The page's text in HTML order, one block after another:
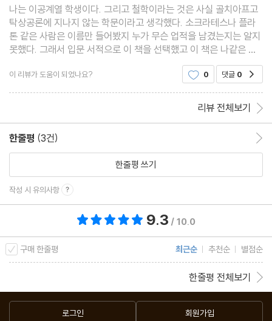
5th Brunch Time _ 유토피아의 꿈
소크라테스의 탈을 쓴 플라톤? / 우리 공화국에서는 / 소크라테스 v
s. 케팔로스 ? 늙는다는 것 / 소크라테스 vs. 폴레마르코스 ? 정의
란 무엇인가 / 소크라테스 vs. 트라시마코스 ? 강자의 정의 / 정의로
운 국가란 무엇인가 / 철인왕의 비전 / 철학자들의 쿠데타? / 다시
6th Brunch Time _ 아리스토텔레스의 도서관
시공을 초월한 세련미와 작품성 / 시학, 카타르시스 혹은 미메시스 /
인간은 타고난 정치적 동물이다 / 과학 발전의 선구자 혹은 방해자 /
형이상학 혹은 형이후학 / 아테네 학당
Chapter 3 웅변가와 황제의 철학
메인 브런치: 키케로, 아우렐리우스
원전 토핑: 『수사학』/ 『예지력에 관하여』 / 『웅변술에 관하여』 / 『국
가론』 / 『신성론』 / 『명상록』
나는 이공계열 학생이다. 그리고 철학이라는 것은 사실 골치아프고
탁상공론에 지나지 않는 학문이라고 생각했다. 소크라테스나 플라
톤 같은 사람은 이름만 들어봤지 누가 무슨 업적을 남겼는지는 알지
못했다. 그래서 입문 서적으로 이 책을 선택했고 이 책은 나같은 사
람에게도 읽기 좋은 책이라고 생각한다. 그리고 입문서에서 그치지
않고 더 어려운 책으로 나아가 봐야겠다.
이 리뷰가 도움이 되었나요? 0 댓글 0
리뷰 전체보기
한줄평 (3건)
한줄평 쓰기
작성 시 유의사항
9.3 / 10.0
구매 한줄평 최근순 추천순 별점순
한줄평 전체보기
로그인 회원가입